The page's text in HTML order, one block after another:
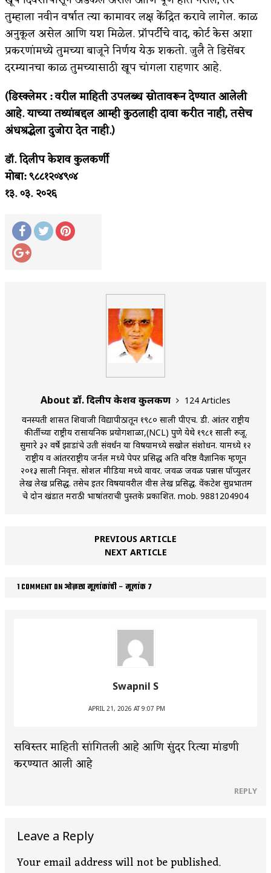
तुम्हाला नवीन वर्षात त्या कामावर लक्ष केंद्रित करावे लागेल. काळ
अनुकूल असेल आणि यश मिळेल. प्रॉपर्टीचे वाद, कोर्ट केस अशा
प्रकरणांमध्ये तुमच्या बाजूने निर्णय येऊ शकतो. जुलै ते डिसेंबर
दरम्यानचा काळ तुमच्यासाठी खूप चांगला राहणार आहे.
(डिस्क्लेमर : वरील माहिती उपलब्ध स्रोतावरून देण्यात आलेली
आहे. याच्या तथ्यांबद्दल आम्ही कुठलाही दावा करीत नाही, तसेच
अंधश्रद्धेला दुजोरा देत नाही.)
डॉ. दिलीप केशव कुलकर्णी
मोबा: ९८८१२०४९०४
१३. ०३. २०२६
About डॉ. दिलीप केशव कुलकर्णी
124 Articles
वनस्पती शास्त्रात शिवाजी विद्यापीठातून १९८० साली पीएच. डी. आंतर राष्ट्रीय
कीर्तीच्या राष्ट्रीय रासायनिक प्रयोगशाळा,(NCL) पुणे येथे १९८१ साली रुजू.
सुमारे ३२ वर्षे झाडांचे उती संवर्धन या विषयामध्ये सखोल संशोधन. यामध्ये १२
राष्ट्रीय व आंतरराष्ट्रीय जर्नल मध्ये पेपर प्रसिद्ध अति वरिष्ठ वैज्ञानिक म्हणून
२०१३ साली निवृत्त. सोशल मीडिया मध्ये वावर. जवळ जवळ पन्नास पॉप्युलर
लेख लेख प्रसिद्ध. तसेच इतर विषयावरील वीस लेख प्रसिद्ध. वेंकटेश सुप्रभातम
चे दोन खंडात मराठी भाषांतराची पुस्तके प्रकाशित. mob. 9881204904
PREVIOUS ARTICLE
NEXT ARTICLE
1 COMMENT ON ओळख मूलांकांची – मूलांक ७
Swapnil S
APRIL 21, 2026 AT 9:07 PM
सविस्तर माहिती सांगितली आहे आणि सुंदर रित्या मांडणी
करण्यात आली आहे
REPLY
Leave a Reply
Your email address will not be published.